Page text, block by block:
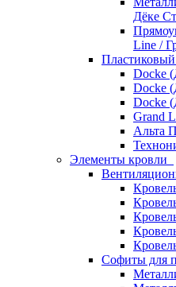
Дёке
Line /
Пластиковый
Docke
Docke
Docke
Grand
Альта
Элементы кровли
Cофиты для